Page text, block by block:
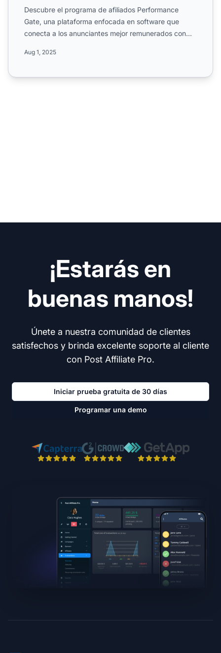
Descubre el programa de afiliados Performance
Gate, una plataforma enfocada en software que
conecta a los anunciantes mejor remunerados con
Aug 1, 2025
¡Estarás en
buenas manos!
Únete a nuestra comunidad de clientes
satisfechos y brinda excelente soporte al cliente
con Post Affiliate Pro.
Iniciar prueba gratuita de 30 días
Programar una demo